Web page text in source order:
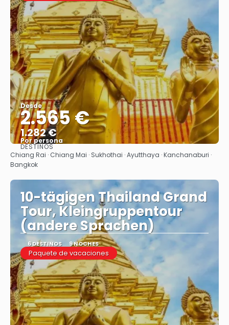
Desde
2.565 €
1.282 €
Por persona
Ver
DESTINOS
Chiang Rai · Chiang Mai · Sukhothai · Ayutthaya · Kanchanaburi ·
Bangkok
10-tägigen Thailand Grand
Tour, Kleingruppentour
(andere Sprachen)
6 DESTINOS 9 NOCHES
Paquete de vacaciones